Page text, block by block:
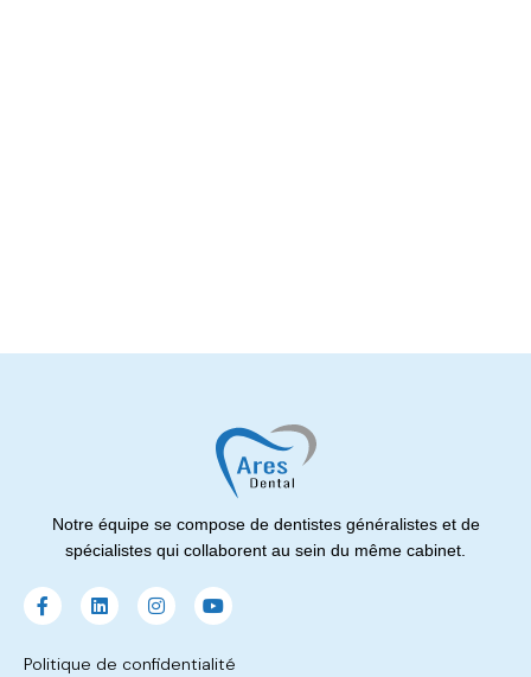
Notre équipe se compose de dentistes généralistes et de
spécialistes qui collaborent au sein du même cabinet.
Politique de confidentialité